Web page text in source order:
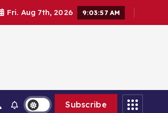
Fri. Aug 7th, 2026 9:03:58 AM
Subscribe